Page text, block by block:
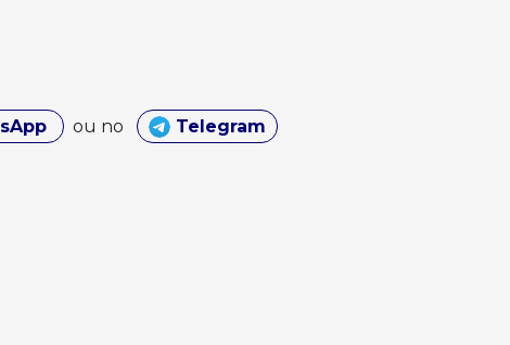
ou no Telegram